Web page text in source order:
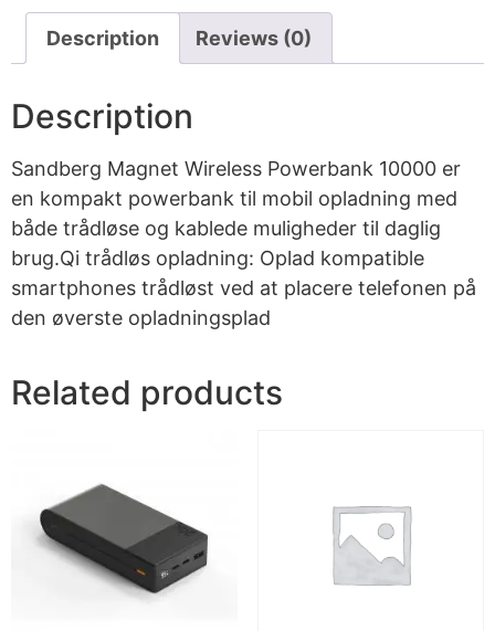
Description Reviews (0)
Description
Sandberg Magnet Wireless Powerbank 10000 er
en kompakt powerbank til mobil opladning med
både trådløse og kablede muligheder til daglig
brug.Qi trådløs opladning: Oplad kompatible
smartphones trådløst ved at placere telefonen på
den øverste opladningsplad
Related products